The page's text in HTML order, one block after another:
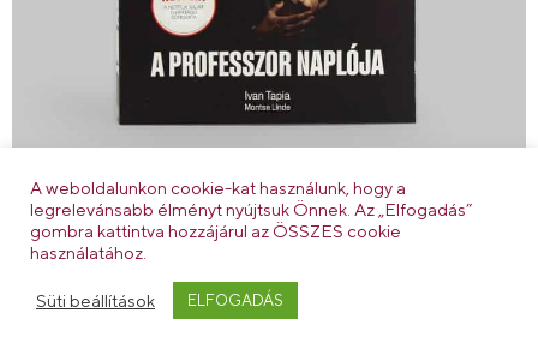
A weboldalunkon cookie-kat használunk, hogy a
legrelevánsabb élményt nyújtsuk Önnek. Az „Elfogadás”
gombra kattintva hozzájárul az ÖSSZES cookie
használatához.
Süti beállítások ELFOGADÁS